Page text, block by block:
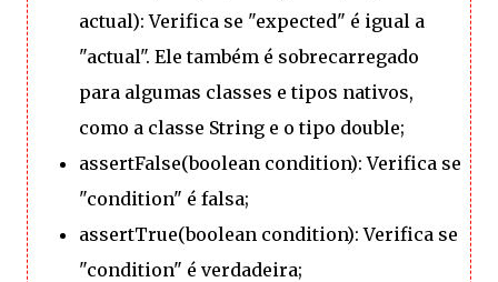
actual): Verifica se "expected" é igual a
"actual". Ele também é sobrecarregado
para algumas classes e tipos nativos,
como a classe String e o tipo double;
assertFalse(boolean condition): Verifica se
"condition" é falsa;
assertTrue(boolean condition): Verifica se
"condition" é verdadeira;